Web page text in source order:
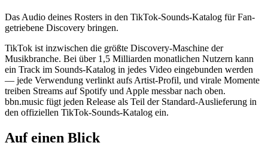
Das Audio deines Rosters in den TikTok-Sounds-Katalog für Fan-
getriebene Discovery bringen.
TikTok ist inzwischen die größte Discovery-Maschine der
Musikbranche. Bei über 1,5 Milliarden monatlichen Nutzern kann
ein Track im Sounds-Katalog in jedes Video eingebunden werden
— jede Verwendung verlinkt aufs Artist-Profil, und virale Momente
treiben Streams auf Spotify und Apple messbar nach oben.
bbn.music fügt jeden Release als Teil der Standard-Auslieferung in
den offiziellen TikTok-Sounds-Katalog ein.
Auf einen Blick